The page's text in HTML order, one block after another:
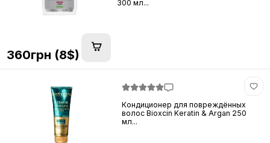
300 мл...
360грн (8$)
Кондиционер для повреждённых
волос Bioxcin Keratin & Argan 250
мл...